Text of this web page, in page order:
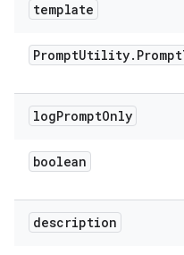
template
PromptUtility. Prompt
logPromptOnly
boolean
description